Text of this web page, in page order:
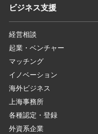
ビジネス支援
経営相談
起業・ベンチャー
マッチング
イノベーション
海外ビジネス
上海事務所
各種認定・登録
外資系企業